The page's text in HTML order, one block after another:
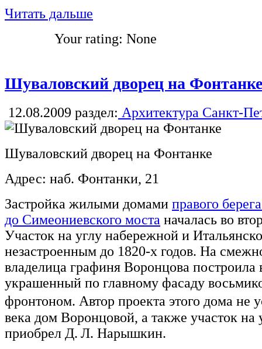
Читать дальше
Your rating: None
Шуваловский дворец на Фонтанке
12.08.2009 раздел: Архитектура Санкт-
Шуваловский дворец на Фонтанке
Адрес: наб. Фонтанки, 21
Застройка жилыми домами правого
до Симеониевского моста началась во
Участок на углу набережной и
незастроенным до 1820-х годов. На
владелица графиня Воронцова построила
украшенный по главному фасаду
фронтоном. Автор проекта этого дома
века дом Воронцовой, а также участок на
приобрел Д. Л. Нарышкин.